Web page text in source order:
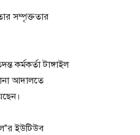
সম্পৃক্ততার
কর্মকর্তা টাঙ্গাইল
আদালতে
ইউটিউব